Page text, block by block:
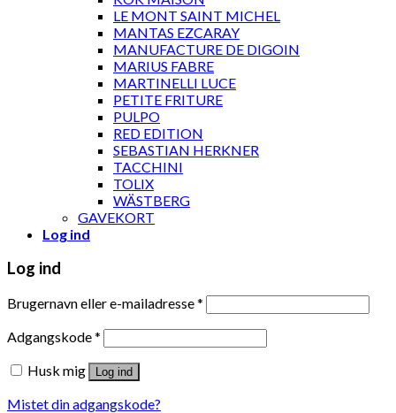
LE MONT SAINT MICHEL
MANTAS EZCARAY
MANUFACTURE DE DIGOIN
MARIUS FABRE
MARTINELLI LUCE
PETITE FRITURE
PULPO
RED EDITION
SEBASTIAN HERKNER
TACCHINI
TOLIX
WÄSTBERG
GAVEKORT
Log ind
Log ind
Brugernavn eller e-mailadresse*
Adgangskode*
Husk mig
Log ind
Mistet din adgangskode?